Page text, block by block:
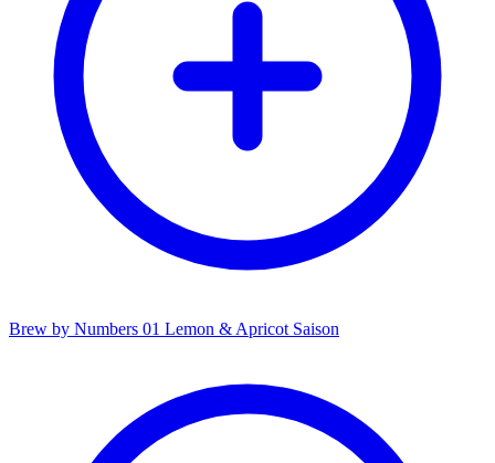
Brew by Numbers 01 Lemon & Apricot Saison